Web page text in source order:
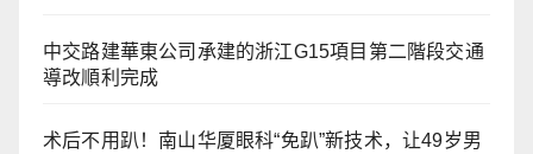
中交路建華東公司承建的浙江G15項目第二階段交通
導改順利完成
术后不用趴！南山华厦眼科“免趴”新技术，让49岁男